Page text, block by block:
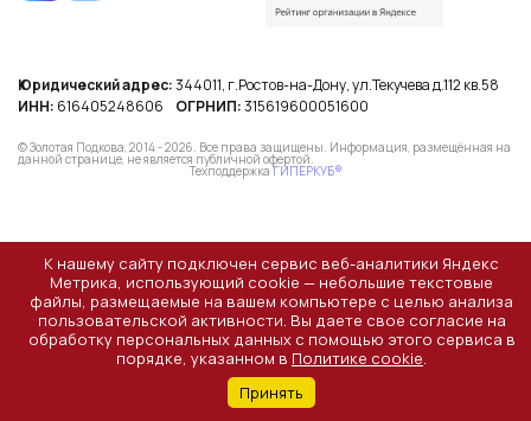
Юридический адрес:344011, г.Ростов-на-Дону, ул.Текучева д.112 кв.58
ИНН: 616405248606 ОГРНИП:315619600051600
© Золотая Подкова, 2014 - 2026. Все права защищены. Информация, размещённая на
данной странице, не является публичной офертой.
ТехподдержкаГИПЕРКУБ®
Магазины Избранное
К нашему сайту подключен сервис веб-аналитики Яндекс
Метрика, использующий cookie — небольшие текстовые
файлы, размещаемые на вашем компьютере с целью анализа
пользовательской активности. Вы даете свое согласие на
обработку персональных данных с помощью этого сервиса в
порядке, указанном в Политике cookie.
Принять